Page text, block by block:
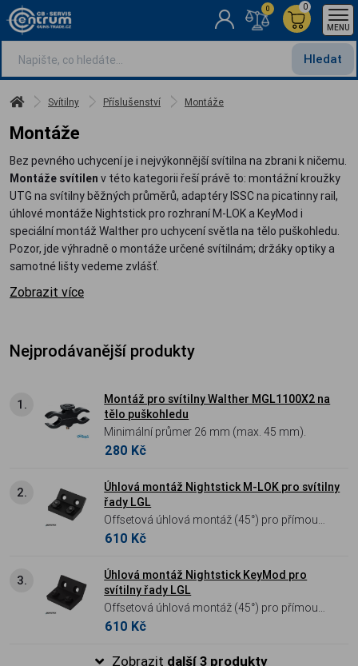
Hledat
0
0
MENU
Svítilny Příslušenství Montáže
Montáže
Bez pevného uchycení je i nejvýkonnější svítilna na zbrani k ničemu.
Montáže svítilen v této kategorii řeší právě to: montážní kroužky
UTG na svítilny běžných průměrů, adaptéry ISSC na picatinny rail,
úhlové montáže Nightstick pro rozhraní M-LOK a KeyMod i
speciální montáž Walther pro uchycení světla na tělo puškohledu.
Pozor, jde výhradně o montáže určené svítilnám; držáky optiky a
samotné lišty vedeme zvlášť.
Zobrazit více
Nejprodávanější produkty
1.
Montáž pro svítilny Walther MGL1100X2 na
tělo puškohledu
Minimální průmer 26 mm (max. 45 mm).
280 Kč
2.
Úhlová montáž Nightstick M-LOK pro svítilny
řady LGL
Offsetová úhlová montáž (45°) pro přímou
instalaci svítilen řady LGL na systém M-LOK.
T6 s černým eloxem. Ideální pro snížení
profilu svítilny na zbrani a lepší ergonomii
ovládání.
610 Kč
3.
Úhlová montáž Nightstick KeyMod pro
svítilny řady LGL
Offsetová úhlová montáž (45°) pro přímou
instalaci svítilen řady LGL na rozhraní
hliníku 6061-T6 s černým eloxem. Ideální pro
610 Kč
Zobrazit další 3 produkty